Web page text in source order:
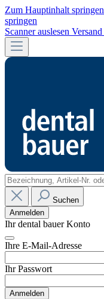
Zum Hauptinhalt springen
springen
Scanner auslesen Versand
Suchen
Anmelden
Ihr dental bauer Konto
Ihre E-Mail-Adresse
Ihr Passwort
Anmelden